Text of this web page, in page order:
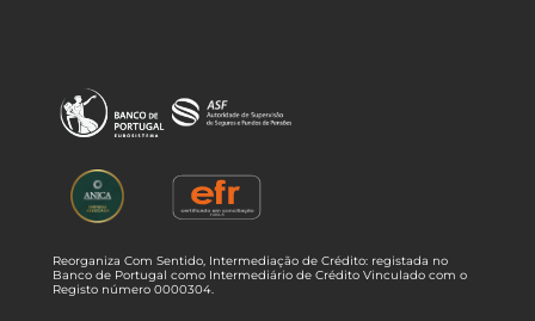
Reorganiza Com Sentido, Intermediação de Crédito: registada no
Banco de Portugal como Intermediário de Crédito Vinculado com o
Registo número 0000304.